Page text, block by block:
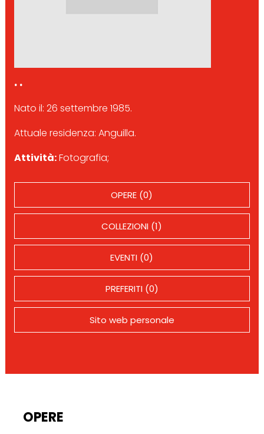
. .
Nato il: 26 settembre 1985.
Attuale residenza: Anguilla.
Attività:Fotografia;
OPERE (0)
COLLEZIONI (1)
EVENTI (0)
PREFERITI (0)
Sito web personale
OPERE